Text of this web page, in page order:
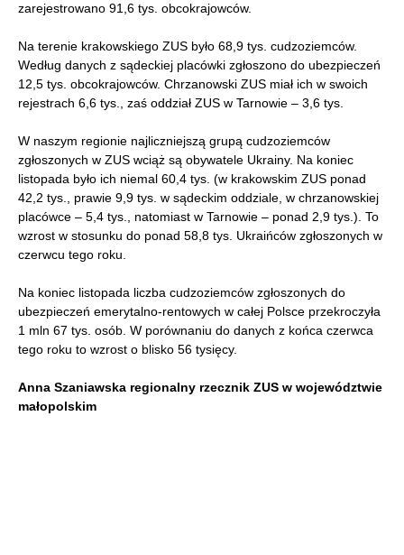
zarejestrowano 91,6 tys. obcokrajowców.
Na terenie krakowskiego ZUS było 68,9 tys. cudzoziemców.
Według danych z sądeckiej placówki zgłoszono do ubezpieczeń
12,5 tys. obcokrajowców. Chrzanowski ZUS miał ich w swoich
rejestrach 6,6 tys., zaś oddział ZUS w Tarnowie – 3,6 tys.
W naszym regionie najliczniejszą grupą cudzoziemców
zgłoszonych w ZUS wciąż są obywatele Ukrainy. Na koniec
listopada było ich niemal 60,4 tys. (w krakowskim ZUS ponad
42,2 tys., prawie 9,9 tys. w sądeckim oddziale, w chrzanowskiej
placówce – 5,4 tys., natomiast w Tarnowie – ponad 2,9 tys.). To
wzrost w stosunku do ponad 58,8 tys. Ukraińców zgłoszonych w
czerwcu tego roku.
Na koniec listopada liczba cudzoziemców zgłoszonych do
ubezpieczeń emerytalno-rentowych w całej Polsce przekroczyła
1 mln 67 tys. osób. W porównaniu do danych z końca czerwca
tego roku to wzrost o blisko 56 tysięcy.
Anna Szaniawska regionalny rzecznik ZUS w województwie
małopolskim